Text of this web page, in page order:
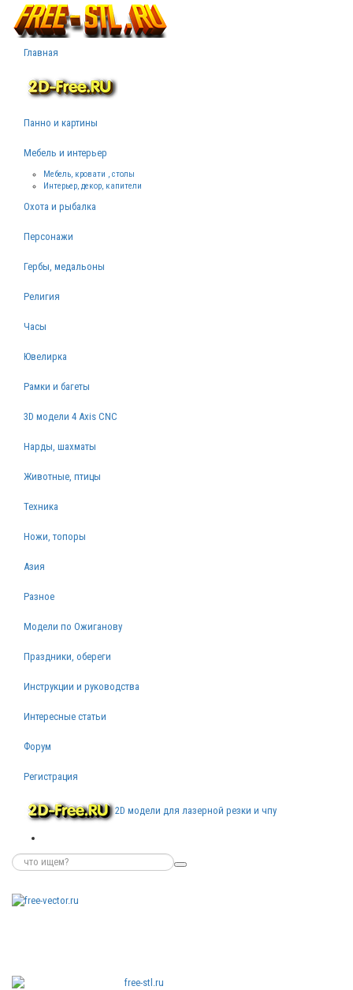
Главная
Панно и картины
Мебель и интерьер
Мебель, кровати , столы
Интерьер, декор, капители
Охота и рыбалка
Персонажи
Гербы, медальоны
Религия
Часы
Ювелирка
Рамки и багеты
3D модели 4 Axis CNC
Нарды, шахматы
Животные, птицы
Техника
Ножи, топоры
Азия
Разное
Модели по Ожиганову
Праздники, обереги
Инструкции и руководства
Интересные статьи
Форум
Регистрация
2D модели для лазерной резки и чпу